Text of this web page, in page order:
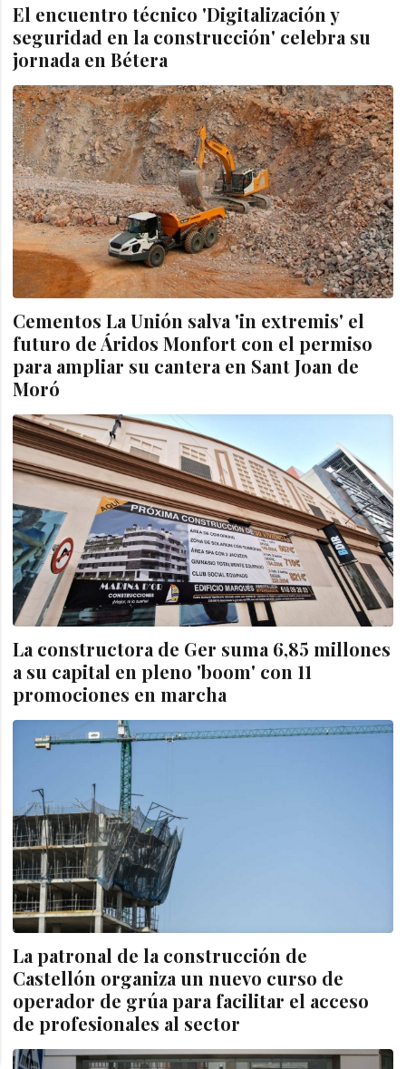
El encuentro técnico 'Digitalización y
seguridad en la construcción' celebra su
jornada en Bétera
Cementos La Unión salva 'in extremis' el
futuro de Áridos Monfort con el permiso
para ampliar su cantera en Sant Joan de
Moró
La constructora de Ger suma 6,85 millones
a su capital en pleno 'boom' con 11
promociones en marcha
La patronal de la construcción de
Castellón organiza un nuevo curso de
operador de grúa para facilitar el acceso
de profesionales al sector